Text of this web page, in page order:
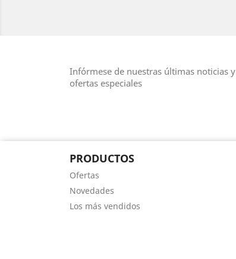
Infórmese de nuestras últimas noticias y
ofertas especiales
PRODUCTOS
Ofertas
Novedades
Los más vendidos